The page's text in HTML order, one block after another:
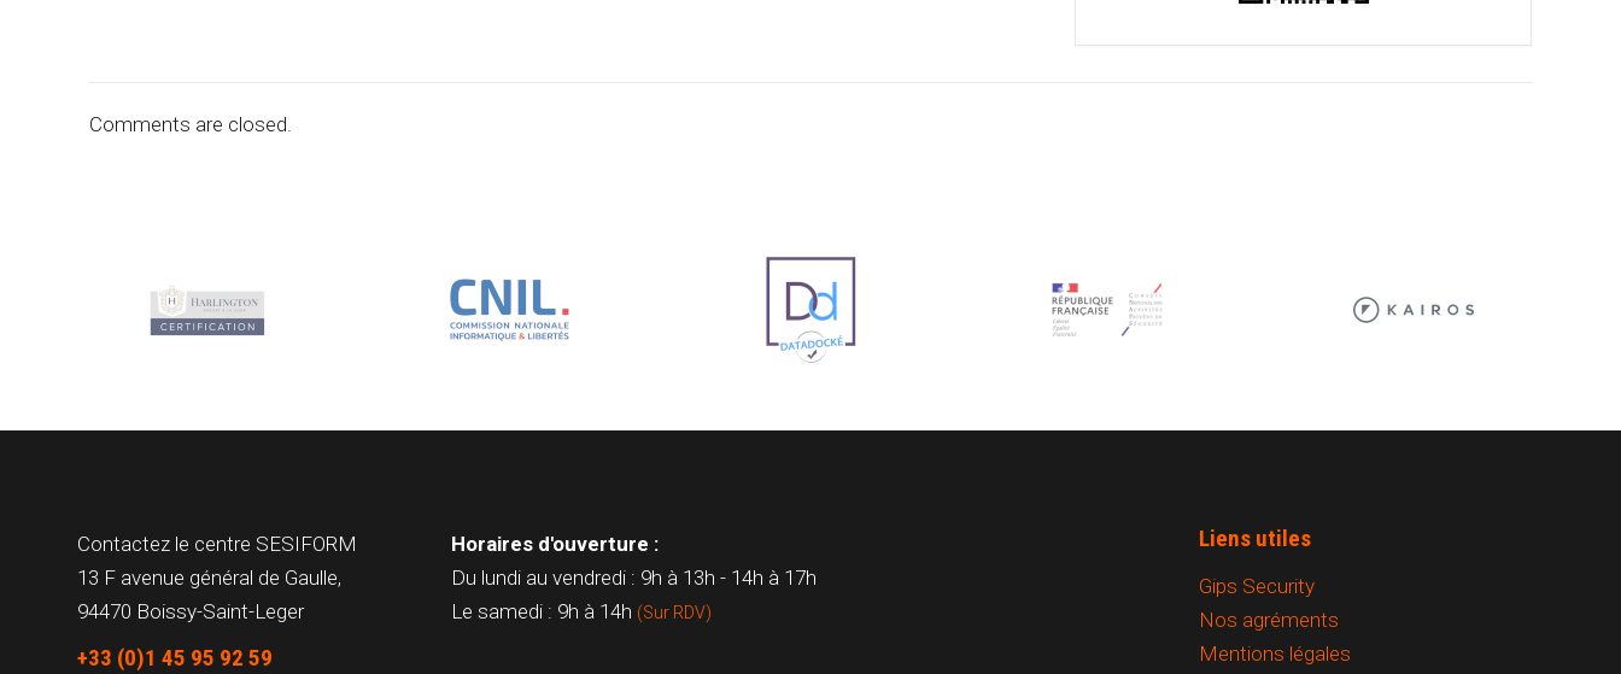
Comments are closed.
Contactez le centre SESIFORM
13 F avenue général de Gaulle,
94470 Boissy-Saint-Leger
+33 (0)1 45 95 92 59
Horaires d'ouverture :
Du lundi au vendredi : 9h à 13h - 14h à 17h
Le samedi : 9h à 14h (Sur RDV)
Liens utiles
Gips Security
Nos agréments
Mentions légales